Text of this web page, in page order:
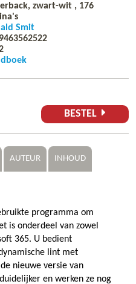
zwart-wit , 176
Smit
BESTEL
AUTEUR INHOUD
programma om
is onderdeel van zowel
365. U bedient
lint met
nieuwe versie van
en werken ze nog